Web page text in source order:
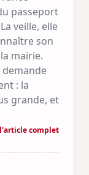
passeport
veille, elle
son
mairie.
demande
: la
grande, et
complet